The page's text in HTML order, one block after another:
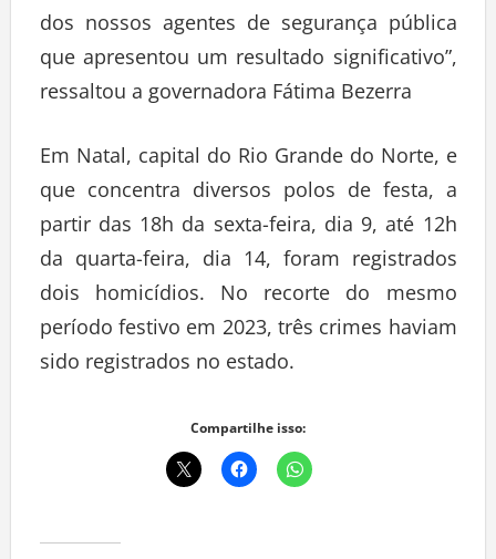
dos nossos agentes de segurança pública
que apresentou um resultado significativo”,
ressaltou a governadora Fátima Bezerra
Em Natal, capital do Rio Grande do Norte, e
que concentra diversos polos de festa, a
partir das 18h da sexta-feira, dia 9, até 12h
da quarta-feira, dia 14, foram registrados
dois homicídios. No recorte do mesmo
período festivo em 2023, três crimes haviam
sido registrados no estado.
Compartilhe isso: